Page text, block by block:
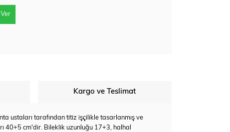
Kargo ve Teslimat
ustaları tarafından titiz işçilikle tasarlanmış ve
40+5 cm'dir. Bileklik uzunluğu 17+3, halhal